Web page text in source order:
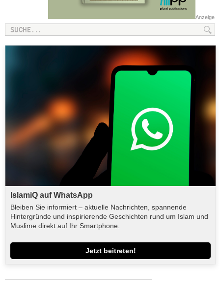
Anzeige
IslamiQ auf WhatsApp
Bleiben Sie informiert – aktuelle Nachrichten, spannende
Hintergründe und inspirierende Geschichten rund um Islam und
Muslime direkt auf Ihr Smartphone.
Jetzt beitreten!